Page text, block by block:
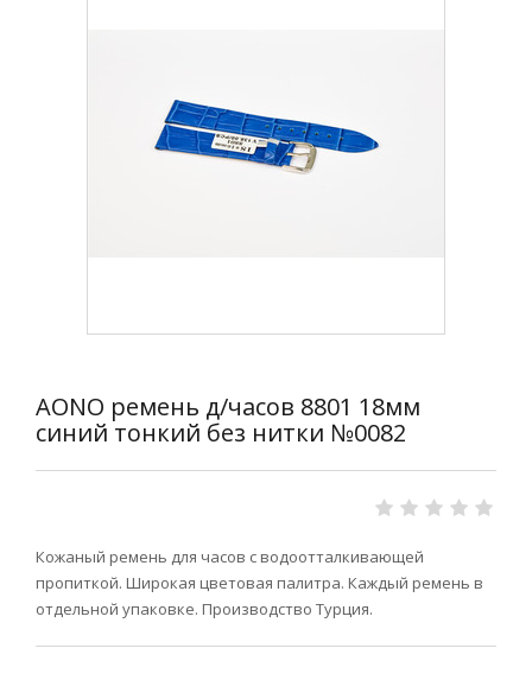
AONO ремень д/часов 8801 18мм
синий тонкий без нитки №0082
Кожаный ремень для часов с водоотталкивающей
пропиткой. Широкая цветовая палитра. Каждый ремень в
отдельной упаковке. Производство Турция.